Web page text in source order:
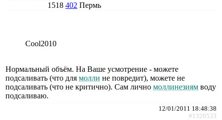
1518 402 Пермь
Cool2010
Нормальный объём. На Ваше усмотрение - можете
подсаливать (что для молли не повредит), можете не
подсаливать (что не критично). Сам лично моллинезиям воду
подсаливаю.
12/01/2011 18:48:38
#1320533